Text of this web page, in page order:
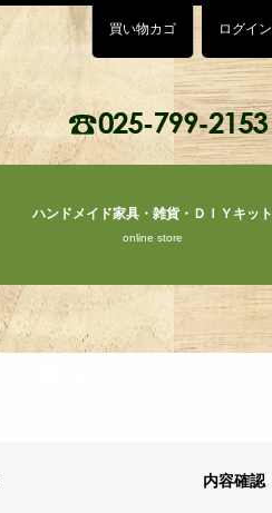
買い物カゴ ログイン
ハンドメイド家具・雑貨・ＤＩＹキット
online store
内容確認